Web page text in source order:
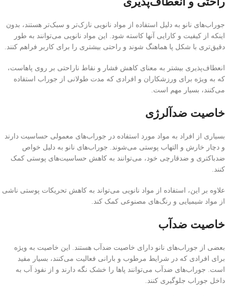
جوراب‌های نانو به دلیل استفاده از مواد نانویی نازک‌تر و سبک‌تر هستند، بدون
اینکه از کیفیت و کارایی آنها کاسته شود. این مواد نانویی می‌توانند به طور
دقیق‌تری با شکل پا هماهنگ شوند و راحتی بیشتری را برای کاربر فراهم کنند.
انعطاف‌پذیری بیشتر به معنای کاهش فشار و نقاط ناراحتی بر روی پاهاست،
که به ویژه برای ورزشکاران و افرادی که مدت طولانی از جوراب استفاده
می‌کنند، بسیار مهم است.
خاصیت ضدآلرژی
بسیاری از افراد به مواد مورد استفاده در جوراب‌های معمولی حساسیت دارند
و دچار خارش و التهاب پوستی می‌شوند. جوراب‌های نانو به دلیل خواص
ضدباکتری و ضدقارچی خود، می‌توانند به کاهش حساسیت‌های پوستی کمک
کنند.
علاوه بر این، استفاده از مواد نانویی می‌تواند به کاهش تحریکات پوستی ناشی
از مواد شیمیایی و رنگ‌های مصنوعی کمک کند.
خاصیت ضدآب
بعضی از جوراب‌های نانو دارای خاصیت ضدآب هستند. این خاصیت به ویژه
برای افرادی که در شرایط مرطوب و بارانی فعالیت می‌کنند، بسیار مفید
است. جوراب‌های ضدآب می‌توانند پاها را خشک نگه دارند و از نفوذ آب به
داخل جوراب جلوگیری کنند.